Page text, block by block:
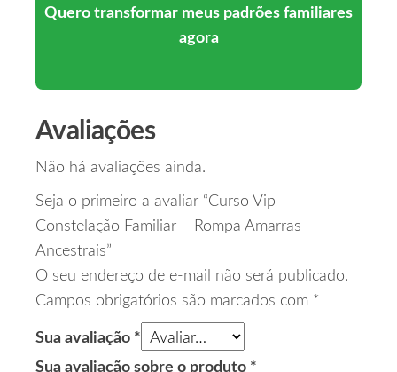
Quero transformar meus padrões familiares
agora
Avaliações
Não há avaliações ainda.
Seja o primeiro a avaliar “Curso Vip
Constelação Familiar – Rompa Amarras
Ancestrais”
O seu endereço de e-mail não será publicado.
Campos obrigatórios são marcados com *
Sua avaliação *
Sua avaliação sobre o produto *